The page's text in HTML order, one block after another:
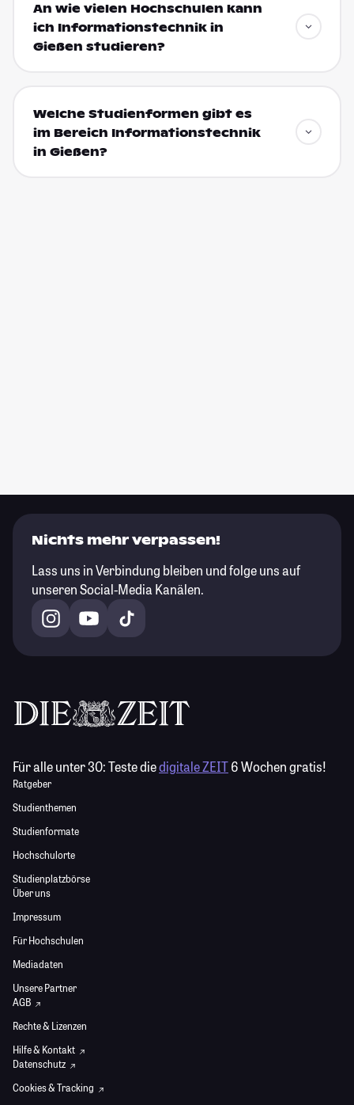
An wie vielen Hochschulen kann
ich Informationstechnik in
Gießen studieren?
Welche Studienformen gibt es
im Bereich Informationstechnik
in Gießen?
Nichts mehr verpassen!
Lass uns in Verbindung bleiben und folge uns auf
unseren Social-Media Kanälen.
Für alle unter 30:Teste diedigitale ZEIT6 Wochen gratis!
Ratgeber
Studienthemen
Studienformate
Hochschulorte
Studienplatzbörse
Über uns
Impressum
Für Hochschulen
Mediadaten
Unsere Partner
AGB
Rechte & Lizenzen
Hilfe & Kontakt
Datenschutz
Cookies & Tracking